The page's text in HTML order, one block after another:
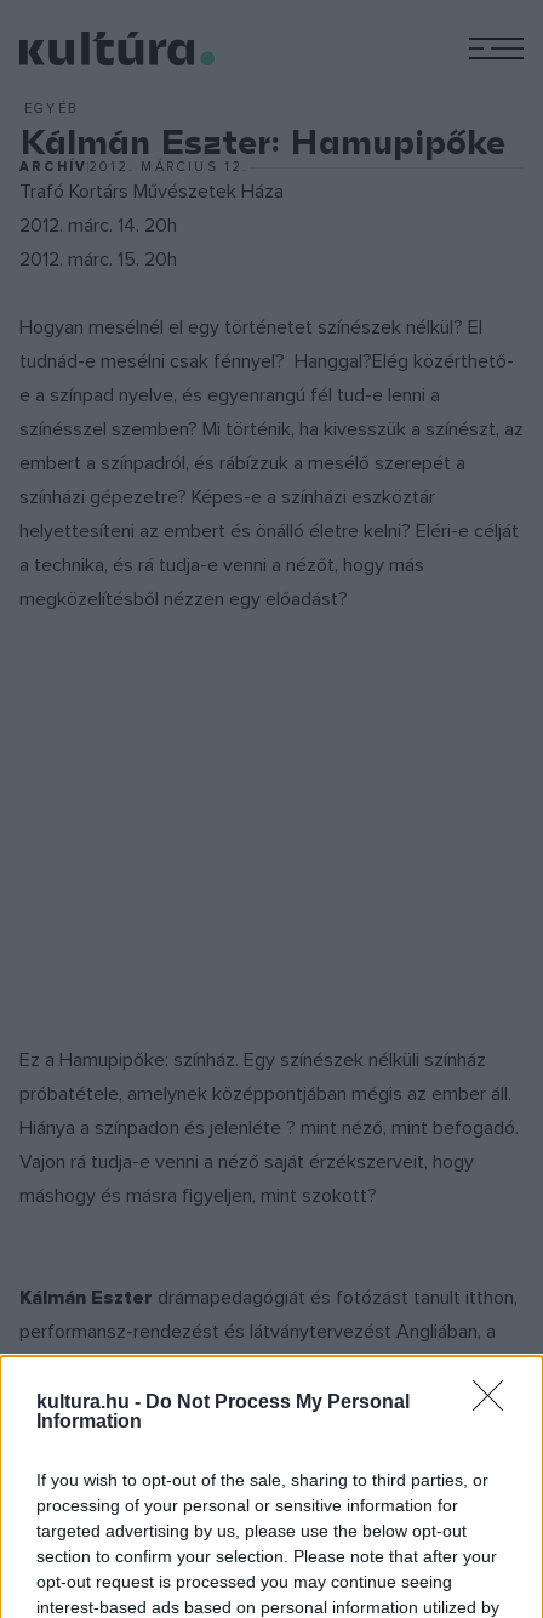
kultura.hu - Do Not Process My Personal
Information
If you wish to opt-out of the sale, sharing to third parties, or
processing of your personal or sensitive information for
targeted advertising by us, please use the below opt-out
section to confirm your selection. Please note that after your
opt-out request is processed you may continue seeing
interest-based ads based on personal information utilized by
EGYÉB
Kálmán Eszter: Hamupipőke
ARCHÍV2012. MÁRCIUS 12.
Trafó Kortárs Művészetek Háza
2012. márc. 14. 20h
2012. márc. 15. 20h
Hogyan mesélnél el egy történetet színészek nélkül? El
tudnád-e mesélni csak fénnyel? Hanggal?Elég közérthető-
e a színpad nyelve, és egyenrangú fél tud-e lenni a
színésszel szemben? Mi történik, ha kivesszük a színészt, az
embert a színpadról, és rábízzuk a mesélő szerepét a
színházi gépezetre? Képes-e a színházi eszköztár
helyettesíteni az embert és önálló életre kelni? Eléri-e célját
a technika, és rá tudja-e venni a nézőt, hogy más
megközelítésből nézzen egy előadást?
Ez a Hamupipőke: színház. Egy színészek nélküli színház
próbatétele, amelynek középpontjában mégis az ember áll.
Hiánya a színpadon és jelenléte ? mint néző, mint befogadó.
Vajon rá tudja-e venni a néző saját érzékszerveit, hogy
máshogy és másra figyeljen, mint szokott?
Kálmán Eszter drámapedagógiát és fotózást tanult itthon,
performansz-rendezést és látványtervezést Angliában, a
Színházban töltötte szakmai gyakorlatát, 2009 óta dolgozik
a Táp Színházzal dolgozik, emellett fordít, rendez és
díszletet tervez a Merlin Színházban és más független
előadásokban.
10 kérdéses interjú Kálmán Eszterrel a Trafó blogján:
http://kortars.freeblog.hu/archives/2011/02/07/KE/